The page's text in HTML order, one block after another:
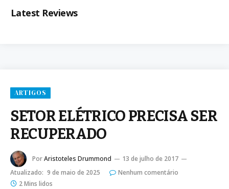
Latest Reviews
ARTIGOS
SETOR ELÉTRICO PRECISA SER
RECUPERADO
PorAristoteles Drummond
13 de julho de 2017
Atualizado: 9 de maio de 2025
Nenhum comentário
2 Mins lidos